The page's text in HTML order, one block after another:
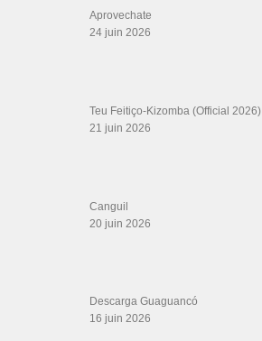
Aprovechate
24 juin 2026
Teu Feitiço-Kizomba (Official 2026)
21 juin 2026
Canguil
20 juin 2026
Descarga Guaguancó
16 juin 2026